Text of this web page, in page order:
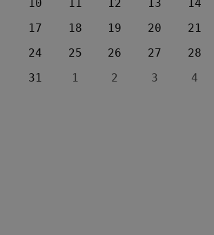
10
11 12 13 14
17
18 19 20 21
24
25 26 27 28
31
1 2 3 4